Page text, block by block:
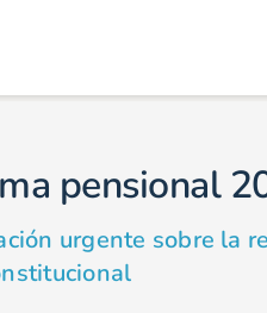
pensional
urgente sobre la